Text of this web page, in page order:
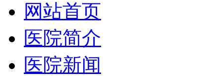
网站首页
医院简介
医院新闻